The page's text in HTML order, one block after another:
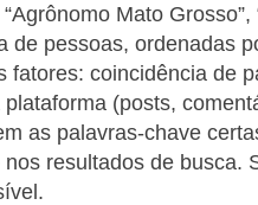
Mato
de pessoas, ordenadas
fatores: coincidência de
(posts,
as palavras-chave
resultados de busca.